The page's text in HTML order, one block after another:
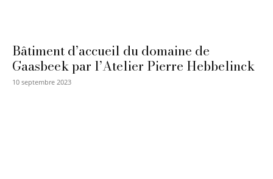
Bâtiment d’accueil du domaine de
Gaasbeek par l’Atelier Pierre Hebbelinck
10 septembre 2023